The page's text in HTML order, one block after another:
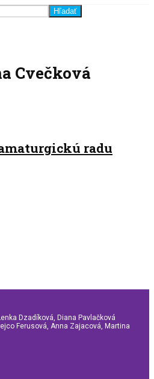
Hľadať
Cvečková
radu
Dzadíková, Diana Pavlačková
Ferusová, Anna Zajacová, Martina